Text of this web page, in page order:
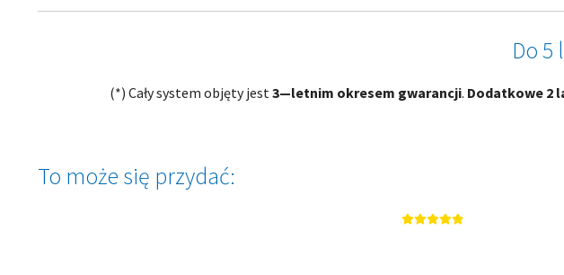
Do 5
(*) Cały system objęty jest 3—letnim okresem gwarancji. Dodatkowe 2
To może się przydać: